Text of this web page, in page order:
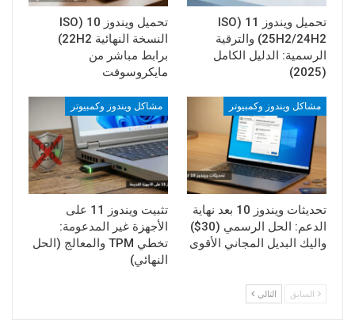
تحميل ويندوز 11 (ISO
25H2/24H2) والترقية
الرسمية: الدليل الكامل
(2025)
تحميل ويندوز 10 (ISO
النسخة النهائية 22H2)
برابط مباشر من
مايكروسوفت
مشاكل ويندوز وكمبيوتر
تحديثات ويندوز 10 بعد نهاية
الدعم: الحل الرسمي (30$)
واليك البديل المجاني الأقوى
مشاكل ويندوز وكمبيوتر
تثبيت ويندوز 11 على
الأجهزة غير المدعومة:
تخطي TPM والمعالج (الحل
النهائي)
السابق التالي